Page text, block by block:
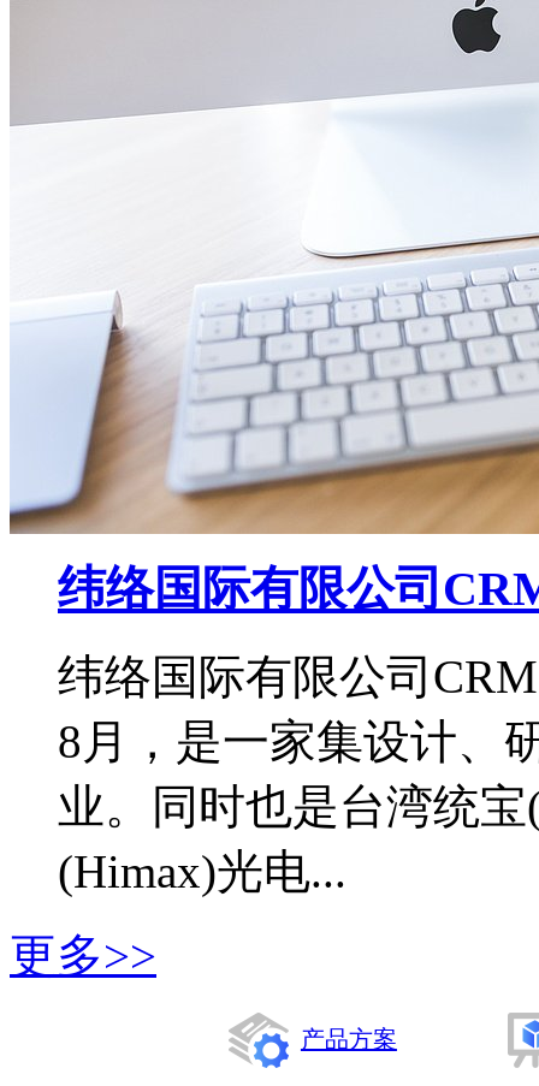
纬络国际有限公司
纬络国际有限公司
8月，是一家集设计、
业。同时也是台湾统
(Himax)光电...
更多>>
产品方案